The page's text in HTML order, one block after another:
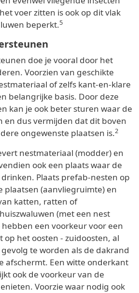
voer zitten is ook op dit vlak
beperkt.5
doe je vooral door het
Voorzien van geschikte
of zelfs kant-en-klare
belangrijke basis. Door deze
kan je ook beter sturen waar de
en dus vermijden dat dit boven
ongewenste plaatsen is.2
nestmateriaal (modder) en
ook een plaats waar de
Plaats prefab-nesten op
plaatsen (aanvliegruimte) en
katten, ratten of
(met een nest
een voorkeur voor een
het oosten - zuidoosten, al
te worden als de dakrand
afschermt. Een witte onderkant
ook de voorkeur van de
Voorzie waar nodig ook